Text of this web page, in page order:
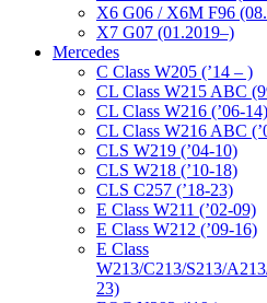
X6 G06 / X6M F96
X7 G07 (01.2019–)
Mercedes
C Class W205 (’14 – )
CL Class W215 ABC
CL Class W216 (’06-14)
CL Class W216 ABC
CLS W219 (’04-10)
CLS W218 (’10-18)
CLS C257 (’18-23)
E Class W211 (’02-09)
E Class W212 (’09-16)
E Class
W213/C213/S213/
23)